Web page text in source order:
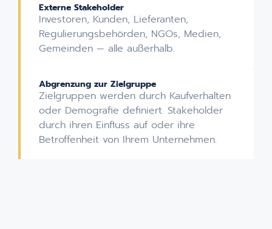
Externe Stakeholder
Investoren, Kunden, Lieferanten,
Regulierungsbehörden, NGOs, Medien,
Gemeinden — alle außerhalb.
Abgrenzung zur Zielgruppe
Zielgruppen werden durch Kaufverhalten
oder Demografie definiert. Stakeholder
durch ihren Einfluss auf oder ihre
Betroffenheit von Ihrem Unternehmen.